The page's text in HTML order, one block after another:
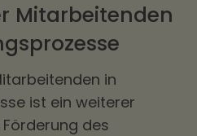
Mitarbeitenden
in
ist ein weiterer
des